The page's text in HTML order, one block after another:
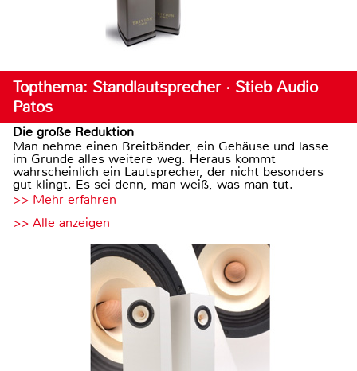
Topthema: Standlautsprecher · Stieb Audio
Patos
Die große Reduktion
Man nehme einen Breitbänder, ein Gehäuse und lasse
im Grunde alles weitere weg. Heraus kommt
wahrscheinlich ein Lautsprecher, der nicht besonders
gut klingt. Es sei denn, man weiß, was man tut.
>> Mehr erfahren
>> Alle anzeigen